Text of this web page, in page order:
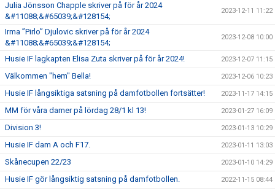
Julia Jönsson Chapple skriver på för år 2024
&#11088;&#65039;&#128154;
2023-12-11 11:22
Irma ”Pirlo” Djulovic skriver på för år 2024
&#11088;&#65039;&#128154;
2023-12-08 10:00
Husie IF lagkapten Elisa Zuta skriver på för år 2024! 2023-12-07 11:15
Välkommen "hem" Bella! 2023-12-06 10:23
Husie IF långsiktiga satsning på damfotbollen fortsätter! 2023-11-17 14:15
MM för våra damer på lördag 28/1 kl 13! 2023-01-27 16:09
Division 3! 2023-01-13 10:29
Husie IF dam A och F17. 2023-01-11 13:03
Skånecupen 22/23 2023-01-10 14:29
Husie IF gör långsiktig satsning på damfotbollen. 2022-11-15 08:44